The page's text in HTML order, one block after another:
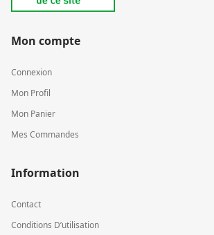
Mon compte
Connexion
Mon Profil
Mon Panier
Mes Commandes
Information
Contact
Conditions D’utilisation